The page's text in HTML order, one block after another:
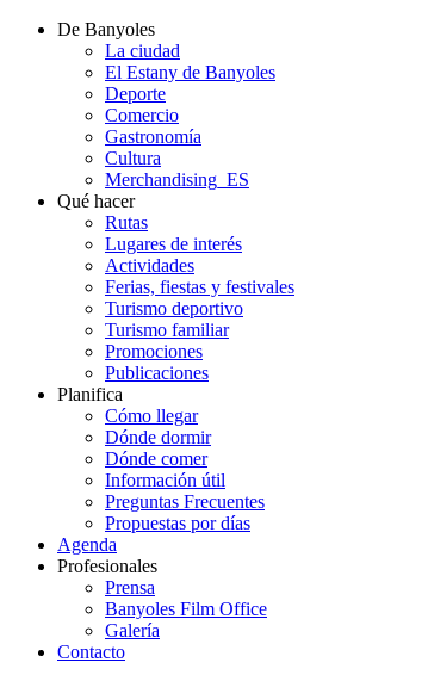
De Banyoles
La ciudad
El Estany de Banyoles
Deporte
Comercio
Gastronomía
Cultura
Merchandising_ES
Qué hacer
Rutas
Lugares de interés
Actividades
Ferias, fiestas y festivales
Turismo deportivo
Turismo familiar
Promociones
Publicaciones
Planifica
Cómo llegar
Dónde dormir
Dónde comer
Información útil
Preguntas Frecuentes
Propuestas por días
Agenda
Profesionales
Prensa
Banyoles Film Office
Galería
Contacto